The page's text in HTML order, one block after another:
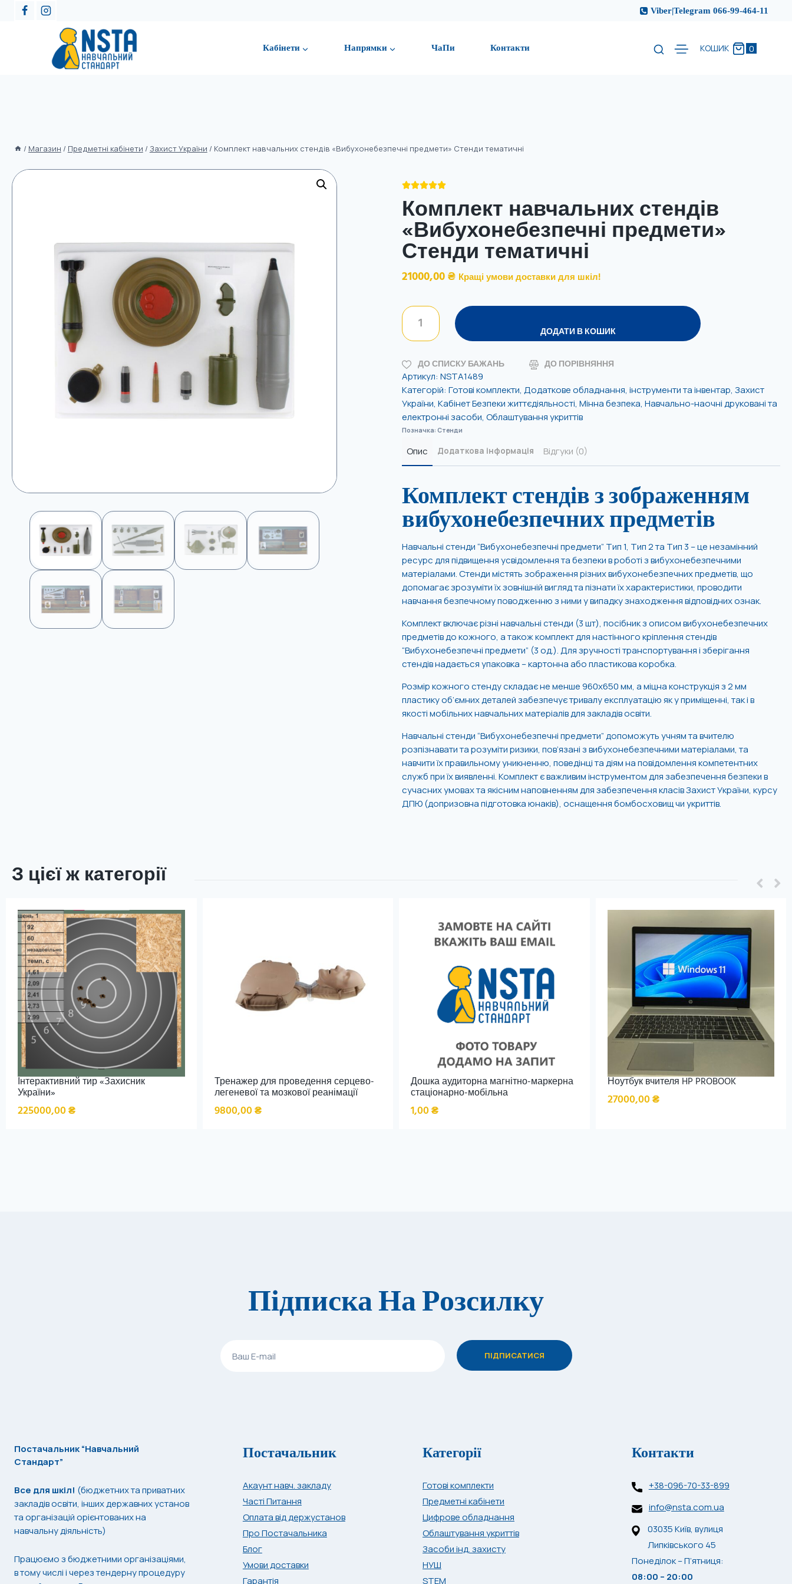
Viber|Telegram 066-99-464-11
Кабінети Напрямки ЧаПи Контакти КОШИК 0
/ Магазин / Предметні кабінети / Захист України / Комплект навчальних стендів «Вибухонебезпечні предмети» Стенди тематичні

Комплект навчальних стендів
«Вибухонебезпечні предмети»
Стенди тематичні
21000,00₴ Кращі умови доставки для шкіл!
ДОДАТИ В КОШИК
ДО СПИСКУ БАЖАНЬ ДО ПОРІВНЯННЯ
Артикул: NSTA1489
Категорій: Готові комплекти, Додаткове обладнання, інструменти та інвентар, Захист
України, Кабінет Безпеки життєдіяльності, Мінна безпека, Навчально-наочні друковані та
електронні засоби, Облаштування укриттів
Позначка: Стенди
Опис Додаткова інформація Відгуки (0)
Комплект стендів з зображенням
вибухонебезпечних предметів
Навчальні стенди “Вибухонебезпечні предмети” Тип 1, Тип 2 та Тип 3 – це незамінний
ресурс для підвищення усвідомлення та безпеки в роботі з вибухонебезпечними
матеріалами. Стенди містять зображення різних вибухонебезпечних предметів, що
допомагає зрозуміти їх зовнішній вигляд та пізнати їх характеристики, проводити
навчання безпечному поводженню з ними у випадку знаходження відповідних ознак.
Комплект включає різні навчальні стенди (3 шт), посібник з описом вибухонебезпечних
предметів до кожного, а також комплект для настінного кріплення стендів
“Вибухонебезпечні предмети” (3 од.). Для зручності транспортування і зберігання
стендів надається упаковка – картонна або пластикова коробка.
Розмір кожного стенду складає не менше 960х650 мм, а міцна конструкція з 2 мм
пластику об’ємних деталей забезпечує тривалу експлуатацію як у приміщенні, так і в
якості мобільних навчальних матеріалів для закладів освіти.
Навчальні стенди “Вибухонебезпечні предмети” допоможуть учням та вчителю
розпізнавати та розуміти ризики, пов’язані з вибухонебезпечними матеріалами, та
навчити їх правильному уникненню, поведінці та діям на повідомлення компетентних
служб при їх виявленні. Комплект є важливим інструментом для забезпечення безпеки в
сучасних умовах та якісним наповненням для забезпечення класів Захист України, курсу
ДПЮ (допризовна підготовка юнаків), оснащення бомбосховищ чи укриттів.
З цієї ж категорії
Інтерактивний тир «Захисник
України»
225000,00₴
Тренажер для проведення серцево-
легеневої та мозкової реанімації
9800,00₴
Дошка аудиторна магнітно-маркерна
стаціонарно-мобільна
1,00₴
Ноутбук вчителя HP PROBOOK
27000,00₴
Підписка На Розсилку
Постачальник “Навчальний
Стандарт”
Все для шкіл! (бюджетних та приватних
закладів освіти, інших державних установ
та організацій орієнтованих на
навчальну діяльність)
Працюємо з бюджетними організаціями,
в тому числі і через тендерну процедуру
Постачальник
Акаунт навч. закладу
Часті Питання
Оплата від держустанов
Про Постачальника
Блог
Умови доставки
Гарантія
Категорії
Готові комплекти
Предметні кабінети
Цифрове обладнання
Облаштування укриттів
Засоби інд. захисту
НУШ
STEM
Контакти
+38-096-70-33-899
info@nsta.com.ua
03035 Київ, вулиця
Липківського 45
Понеділок – П’ятниця:
08:00 – 20:00